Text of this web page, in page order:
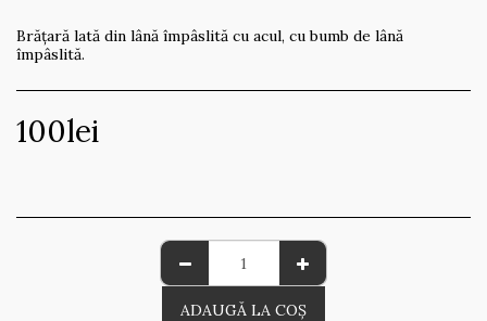
Brățară lată din lână împâslită cu acul, cu bumb de lână
împâslită.
100lei
ADAUGĂ LA COŞ